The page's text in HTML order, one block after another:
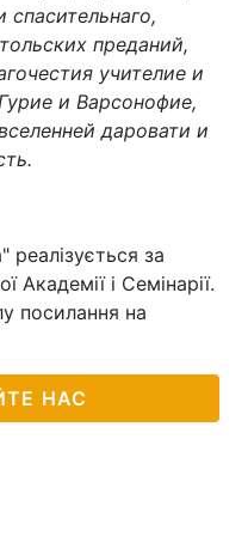
спасительнаго,
преданий,
учителие и
и Варсонофие,
даровати и
реалізується за
Академії і Семінарії.
посилання на
НАС